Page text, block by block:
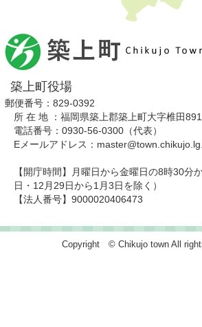
築上町役場
郵便番号：829-0392
所 在 地 ：福岡県築上郡築上町大字椎田
電話番号：0930-56-0300（代表）
Eメールアドレス：
【開庁時間】月曜日から金曜日の8時30分
日・12月29日から1月3日を除く）
【法人番号】9000020406473
Copyright © Chikujo town All